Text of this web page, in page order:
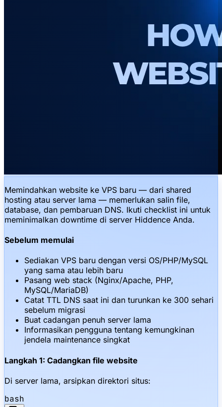
Memindahkan website ke VPS baru — dari shared
hosting atau server lama — memerlukan salin file,
database, dan pembaruan DNS. Ikuti checklist ini untuk
meminimalkan downtime di server Hiddence Anda.
Sebelum memulai
Sediakan VPS baru dengan versi OS/PHP/MySQL
yang sama atau lebih baru
Pasang web stack (Nginx/Apache, PHP,
MySQL/MariaDB)
Catat TTL DNS saat ini dan turunkan ke 300 sehari
sebelum migrasi
Buat cadangan penuh server lama
Informasikan pengguna tentang kemungkinan
jendela maintenance singkat
Langkah 1: Cadangkan file website
Di server lama, arsipkan direktori situs:
bash